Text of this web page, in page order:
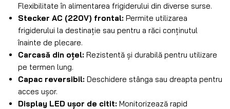
Flexibilitate în alimentarea frigiderului din diverse surse.
Stecker AC (220V) frontal: Permite utilizarea
frigiderului la destinație sau pentru a răci conținutul
înainte de plecare.
Carcasă din oțel: Rezistentă și durabilă pentru utilizare
pe termen lung.
Capac reversibil: Deschidere stânga sau dreapta pentru
acces ușor.
Display LED ușor de citit: Monitorizează rapid